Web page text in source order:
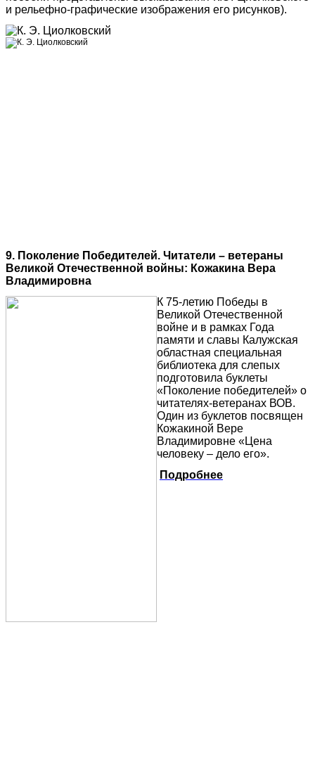
и рельефно-графические изображения его рисунков).
9. Поколение Победителей. Читатели – ветераны
Великой Отечественной войны: Кожакина Вера
Владимировна
К 75-летию Победы в
Великой Отечественной
войне и в рамках Года
памяти и славы Калужская
областная специальная
библиотека для слепых
подготовила буклеты
«Поколение победителей» о
читателях-ветеранах ВОВ.
Один из буклетов посвящен
Кожакиной Вере
Владимировне «Цена
человеку – дело его».
Подробнее